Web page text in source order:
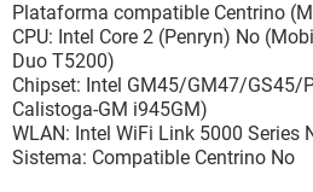
Plataforma compatible Centrino
CPU: Intel Core 2 (Penryn) No
Duo T5200)
Chipset: Intel GM45/GM47/GS45/
Calistoga-GM i945GM)
WLAN: Intel WiFi Link 5000 Series
Sistema: Compatible Centrino No